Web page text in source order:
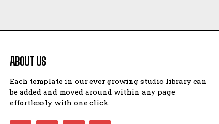
ABOUT US
Each template in our ever growing studio library can
be added and moved around within any page
effortlessly with one click.